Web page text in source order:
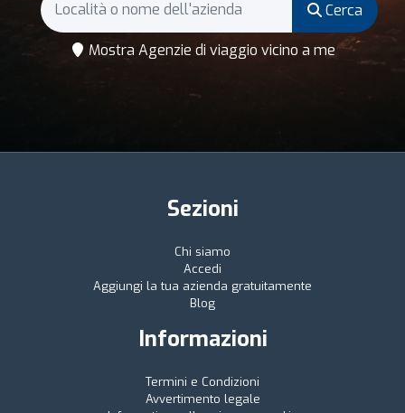
Cerca
Mostra Agenzie di viaggio vicino a me
Sezioni
Chi siamo
Accedi
Aggiungi la tua azienda gratuitamente
Blog
Informazioni
Termini e Condizioni
Avvertimento legale